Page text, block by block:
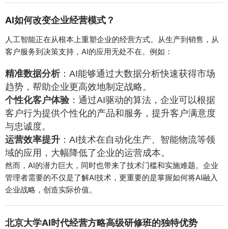
AI如何改变企业经营模式？
人工智能正在从根本上重塑企业的经营方式。从生产到销售，从
客户服务到决策支持，AI的应用无处不在。例如：
精准数据分析：AI能够通过大数据分析快速获得市场
趋势，帮助企业更高效地制定战略。
个性化客户体验：通过AI驱动的算法，企业可以根据
客户行为提供个性化的产品和服务，提升客户满意度
与忠诚度。
运营效率提升 ：AI技术在自动化生产、智能物流等领
域的应用，大幅降低了企业的运营成本。
然而，AI的潜力巨大，同时也带来了技术门槛和实施难题。企业
管理者需要的不仅是了解AI技术，更重要的是掌握如何将AI融入
企业战略，创造实际价值。
北京大学AI时代经营方略高级研修班的独特优势